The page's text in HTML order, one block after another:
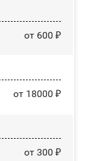
от 600 ₽
от 18000 ₽
от 300 ₽